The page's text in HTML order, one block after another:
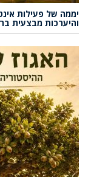
יממה של פעילות
והיערכות מבצעית